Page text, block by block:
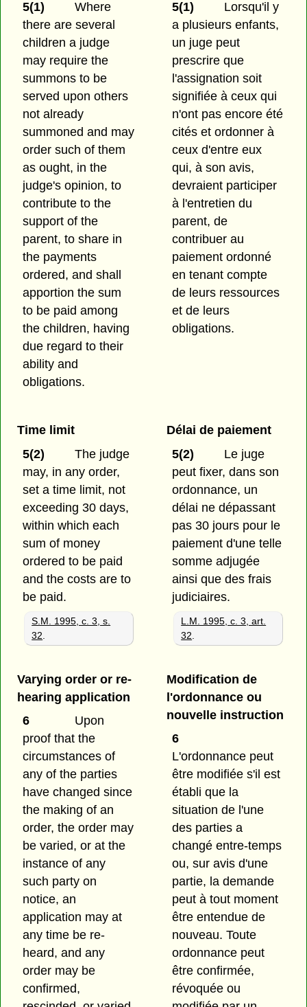
5(1)
Where
there are several
children a judge
may require the
summons to be
served upon others
not already
summoned and may
order such of them
as ought, in the
judge's opinion, to
contribute to the
support of the
parent, to share in
the payments
ordered, and shall
apportion the sum
to be paid among
the children, having
due regard to their
ability and
obligations.
5(1)
Lorsqu'il y
a plusieurs enfants,
un juge peut
prescrire que
l'assignation soit
signifiée à ceux qui
n'ont pas encore été
cités et ordonner à
ceux d'entre eux
qui, à son avis,
devraient participer
à l'entretien du
parent, de
contribuer au
paiement ordonné
en tenant compte
de leurs ressources
et de leurs
obligations.
Time limit
5(2)
The judge
may, in any order,
set a time limit, not
exceeding 30 days,
within which each
sum of money
ordered to be paid
and the costs are to
be paid.
S.M. 1995, c. 3, s.
32.
Délai de paiement
5(2)
Le juge
peut fixer, dans son
ordonnance, un
délai ne dépassant
pas 30 jours pour le
paiement d'une telle
somme adjugée
ainsi que des frais
judiciaires.
L.M. 1995, c. 3, art.
32.
Varying order or re-
hearing application
6
Upon
proof that the
circumstances of
any of the parties
have changed since
the making of an
order, the order may
be varied, or at the
instance of any
such party on
notice, an
application may at
any time be re-
heard, and any
order may be
confirmed,
Modification de
l'ordonnance ou
nouvelle instruction
6
L'ordonnance peut
être modifiée s'il est
établi que la
situation de l'une
des parties a
changé entre-temps
ou, sur avis d'une
partie, la demande
peut à tout moment
être entendue de
nouveau. Toute
ordonnance peut
être confirmée,
révoquée ou